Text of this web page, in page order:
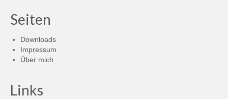
Seiten
Downloads
Impressum
Über mich
Links